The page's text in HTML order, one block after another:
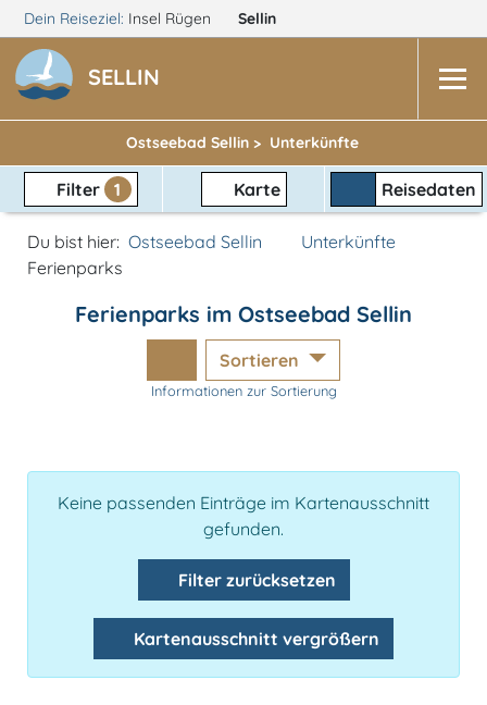
Dein Reiseziel: Insel Rügen Sellin
SELLIN
Ostseebad Sellin > Unterkünfte
Filter 1 Karte Reisedaten
Du bist hier: Ostseebad Sellin
Unterkünfte
Ferienparks
Ferienparks im Ostseebad Sellin
Sortieren
Informationen zur Sortierung
Keine passenden Einträge im Kartenausschnitt
gefunden.
Filter zurücksetzen
Kartenausschnitt vergrößern